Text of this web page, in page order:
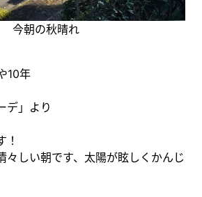
今朝の秋晴れ
10年
デ」より
！
々しい朝です、太陽が眩しくかんじ